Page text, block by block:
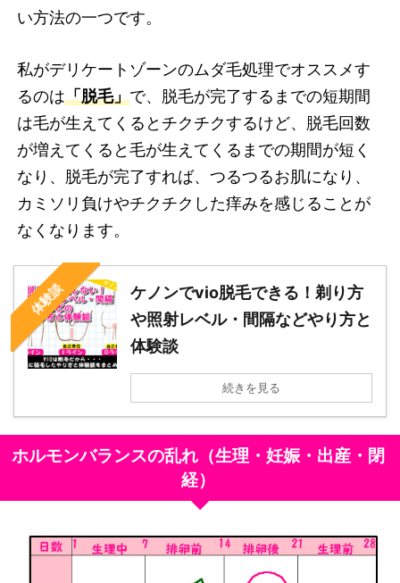
い方法の一つです。
私がデリケートゾーンのムダ毛処理でオススメす
るのは「脱毛」で、脱毛が完了するまでの短期間
は毛が生えてくるとチクチクするけど、脱毛回数
が増えてくると毛が生えてくるまでの期間が短く
なり、脱毛が完了すれば、つるつるお肌になり、
カミソリ負けやチクチクした痒みを感じることが
なくなります。
体験談
ケノンでvio脱毛できる！剃り方
や照射レベル・間隔などやり方と
体験談
続きを見る
ホルモンバランスの乱れ（生理・妊娠・出産・閉
経）